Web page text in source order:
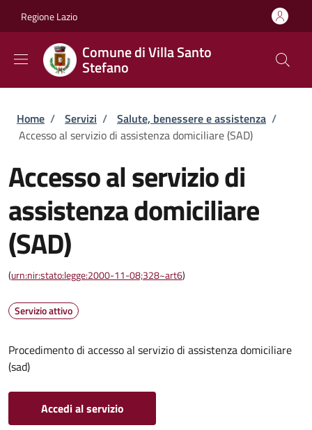
Regione Lazio
Comune di Villa Santo
Stefano
Briciole di pane
Home / Servizi / Salute, benessere e assistenza /
Accesso al servizio di assistenza domiciliare (SAD)
Accesso al servizio di
assistenza domiciliare
(SAD)
(urn:nir:stato:legge:2000-11-08;328~art6)
Servizio attivo
Procedimento di accesso al servizio di assistenza domiciliare
(sad)
Accedi al servizio